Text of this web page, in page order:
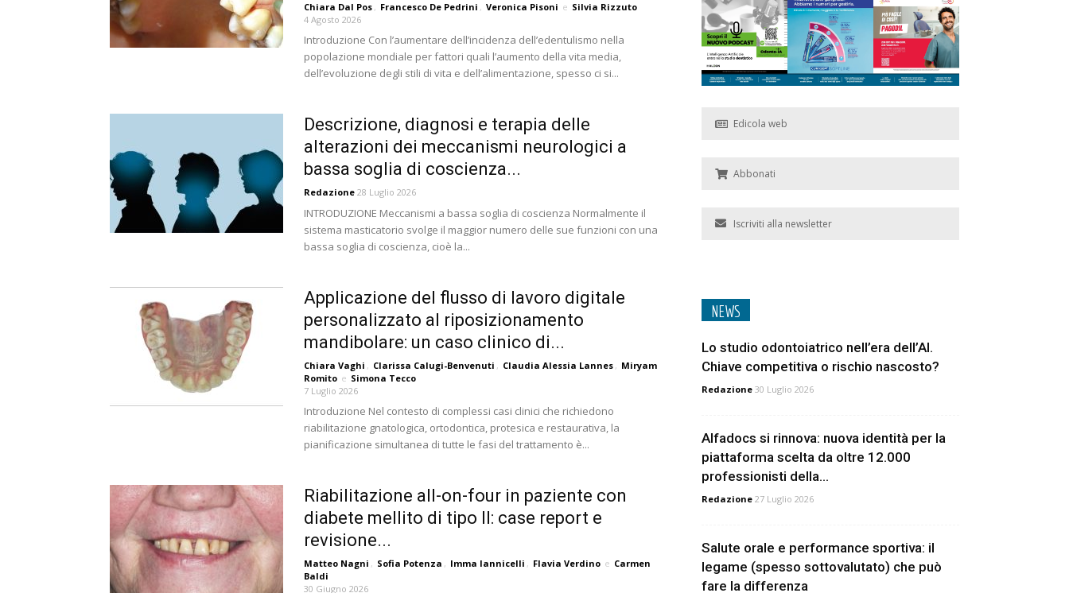
Chiara Dal Pos , Francesco De Pedrini , Veronica Pisoni e Silvia Rizzuto
4 Agosto 2026
Introduzione Con l’aumentare dell’incidenza dell’edentulismo nella
popolazione mondiale per fattori quali l’aumento della vita media,
dell’evoluzione degli stili di vita e dell’alimentazione, spesso ci si...
Descrizione, diagnosi e terapia delle
alterazioni dei meccanismi neurologici a
bassa soglia di coscienza...
Redazione 28 Luglio 2026
INTRODUZIONE Meccanismi a bassa soglia di coscienza Normalmente il
sistema masticatorio svolge il maggior numero delle sue funzioni con una
bassa soglia di coscienza, cioè la...
Applicazione del flusso di lavoro digitale
personalizzato al riposizionamento
mandibolare: un caso clinico di...
Chiara Vaghi , Clarissa Calugi-Benvenuti , Claudia Alessia Lannes , Miryam
Romito e Simona Tecco
7 Luglio 2026
Introduzione Nel contesto di complessi casi clinici che richiedono
riabilitazione gnatologica, ortodontica, protesica e restaurativa, la
pianificazione simultanea di tutte le fasi del trattamento è...
Riabilitazione all-on-four in paziente con
diabete mellito di tipo II: case report e
revisione...
Matteo Nagni , Sofia Potenza , Imma Iannicelli , Flavia Verdino e Carmen
Baldi
30 Giugno 2026
Edicola web
Abbonati
Iscriviti alla newsletter
NEWS
Lo studio odontoiatrico nell’era dell’AI.
Chiave competitiva o rischio nascosto?
Redazione 30 Luglio 2026
Alfadocs si rinnova: nuova identità per la
piattaforma scelta da oltre 12.000
professionisti della...
Redazione 27 Luglio 2026
Salute orale e performance sportiva: il
legame (spesso sottovalutato) che può
fare la differenza